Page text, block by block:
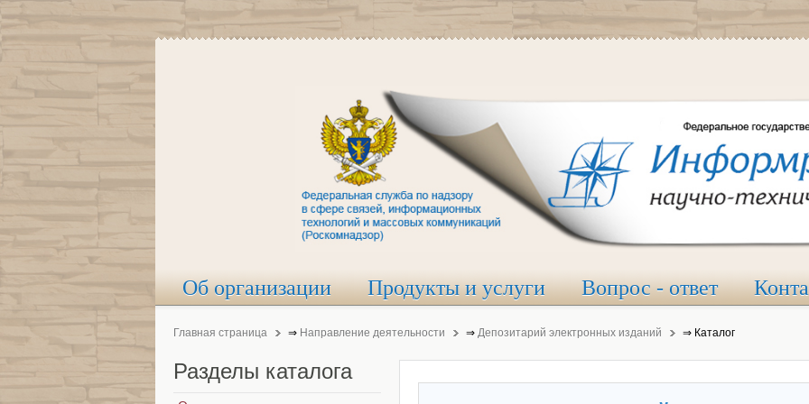
Об организации Продукты и услуги Вопрос - ответ
Главная страница ⇒ Направление деятельности ⇒ Депозитарий электронных изданий ⇒ Каталог
Разделы каталога